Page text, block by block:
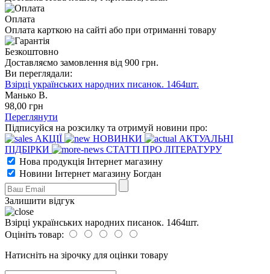
Оплата
Оплата карткою на сайті або при отриманні товару
Безкоштовно
Доставляємо замовлення від 900 грн.
Ви переглядали:
Взірці українських народних писанок. 1464шт.
Манько В.
98,00 грн
Переглянути
Підписуйся на розсилку та отримуй новини про:
АКЦІЇ
НОВИНКИ
АКТУАЛЬНІ
ПІДБІРКИ
СТАТТІ ПРО ЛІТЕРАТУРУ
Нова продукція Інтернет магазину
Новини Інтернет магазину Богдан
Залишити відгук
Взірці українських народних писанок. 1464шт.
Оцініть товар:
Натисніть на зірочку для оцінки товару